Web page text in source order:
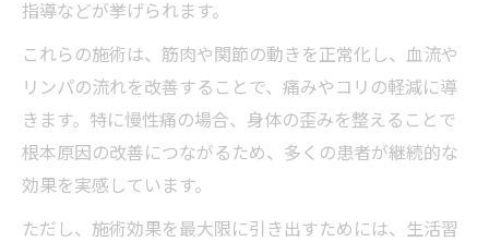
指導などが挙げられます。
これらの施術は、筋肉や関節の動きを正常化し、血流や
リンパの流れを改善することで、痛みやコリの軽減に導
きます。特に慢性痛の場合、身体の歪みを整えることで
根本原因の改善につながるため、多くの患者が継続的な
効果を実感しています。
ただし、施術効果を最大限に引き出すためには、生活習